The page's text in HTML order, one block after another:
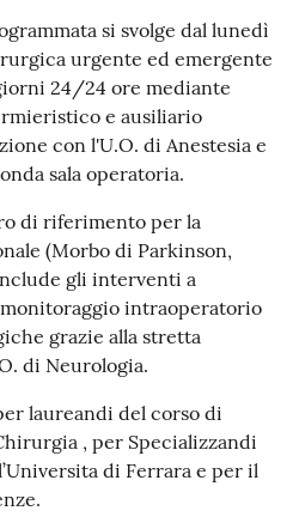
si svolge dal lunedì
urgente ed emergente
24/24 ore mediante
e ausiliario
con l'U.O. di Anestesia e
sala operatoria.
di riferimento per la
(Morbo di Parkinson,
gli interventi a
intraoperatorio
grazie alla stretta
di Neurologia.
laureandi del corso di
, per Specializzandi
di Ferrara e per il